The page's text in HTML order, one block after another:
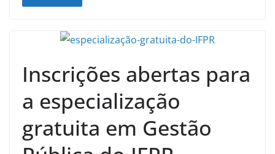
Inscrições abertas para
a especialização
gratuita em Gestão